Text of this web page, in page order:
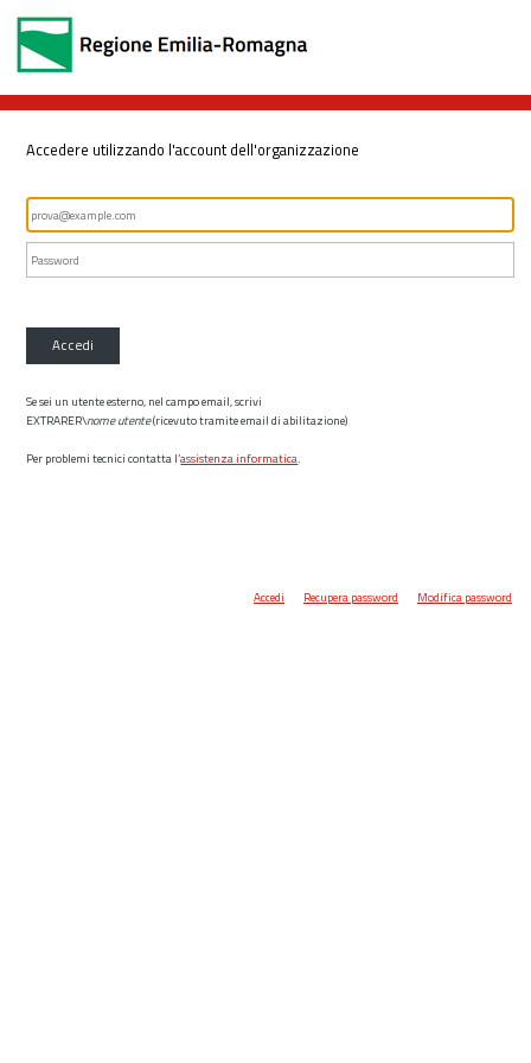
Accedere utilizzando l'account dell'organizzazione
Accedi
Se sei un utente esterno, nel campo email, scrivi
EXTRARER\nome utente(ricevuto tramite email di abilitazione)
Per problemi tecnici contatta l’assistenza informatica.
Accedi Recupera password Modifica password